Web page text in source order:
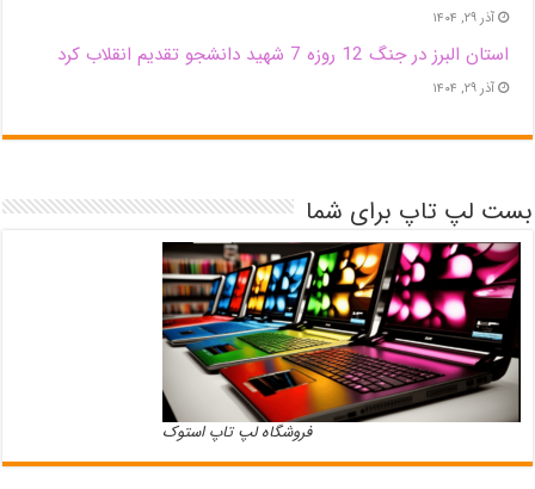
آذر ۲۹, ۱۴۰۴
استان البرز در جنگ 12 روزه 7 شهید دانشجو تقدیم انقلاب کرد
آذر ۲۹, ۱۴۰۴
بست لپ تاپ برای شما
فروشگاه لپ تاپ استوک